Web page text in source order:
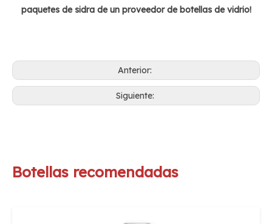
paquetes de sidra de un proveedor de botellas de vidrio!
Anterior:
Siguiente:
Botellas recomendadas